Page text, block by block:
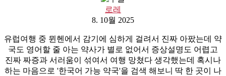
로레
8. 10월 2025
유럽여행 중 뮌헨에서 감기에 심하게 걸려서 진짜 아팠는데 약
국도 영어할 줄 아는 약사가 별로 없어서 증상설명도 어렵고
진짜 짜증과 서러움이 섞여서 여행 망쳤다 생각했는데 혹시나
하는 마음으로 '한국어 가능 약국'을 검색 해보니 딱 한 곳이 나